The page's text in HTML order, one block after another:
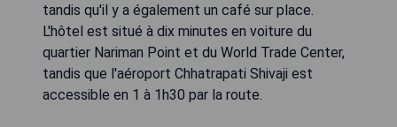
tandis qu'il y a également un café sur place.
L'hôtel est situé à dix minutes en voiture du
quartier Nariman Point et du World Trade Center,
tandis que l'aéroport Chhatrapati Shivaji est
accessible en 1 à 1h30 par la route.